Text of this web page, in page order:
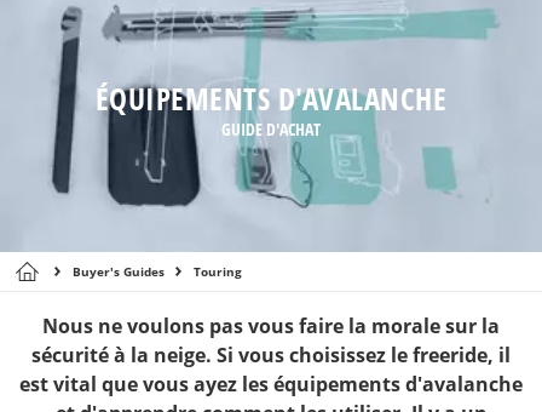
ÉQUIPEMENTS D'AVALANCHE
GUIDE D'ACHAT
Buyer's Guides Touring
Nous ne voulons pas vous faire la morale sur la
sécurité à la neige. Si vous choisissez le freeride, il
est vital que vous ayez les équipements d'avalanche